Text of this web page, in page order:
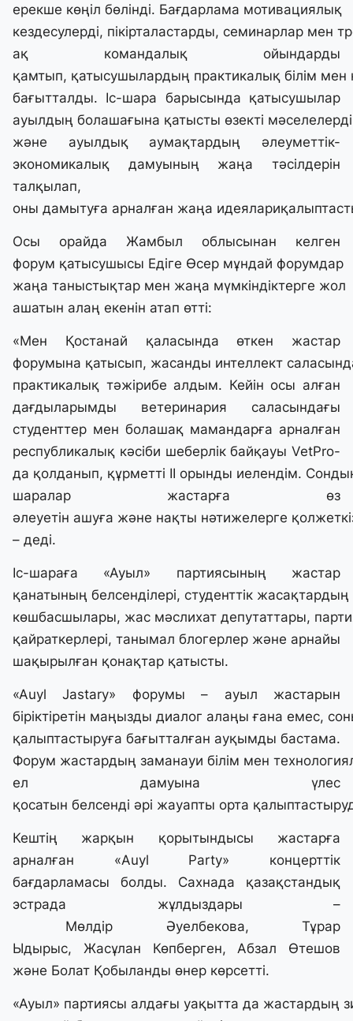
ерекше көңіл бөлінді. Бағдарлама мотивациялық
кездесулерді, пікірталастарды, семинарлар мен
ақ командалық ойындарды
қамтып, қатысушылардың практикалық білім
бағытталды. Іс-шара барысында қатысушылар
ауылдың болашағына қатысты өзекті мәселелерді
және ауылдық аумақтардың әлеуметтік-
экономикалық дамуының жаңа тәсілдерін
талқылап,
оны дамытуға арналған жаңа
Осы орайда Жамбыл облысынан келген
форум қатысушысы Едіге Өсер мұндай форумдар
жаңа таныстықтар мен жаңа мүмкіндіктерге жол
ашатын алаң екенін атап өтті:
«Мен Қостанай қаласында өткен жастар
форумына қатысып, жасанды интеллект
практикалық тәжірибе алдым. Кейін осы алған
дағдыларымды ветеринария саласындағы
студенттер мен болашақ мамандарға арналған
республикалық кәсіби шеберлік байқауы VetPro-
да қолданып, құрметті II орынды иелендім.
шаралар жастарға өз
әлеуетін ашуға және нақты нәтижелерге
– деді.
Іс-шараға «Ауыл» партиясының жастар
қанатының белсенділері, студенттік жасақтардың
көшбасшылары, жас мәслихат депутаттары,
қайраткерлері, танымал блогерлер және арнайы
шақырылған қонақтар қатысты.
«Auyl Jastary» форумы – ауыл жастарын
біріктіретін маңызды диалог алаңы ғана емес,
қалыптастыруға бағытталған ауқымды бастама.
Форум жастардың заманауи білім мен
ел дамуына үлес
қосатын белсенді әрі жауапты орта
Кештің жарқын қорытындысы жастарға
арналған «Auyl Party» концерттік
бағдарламасы болды. Сахнада қазақстандық
эстрада жұлдыздары –
Мөлдір Әуелбекова, Тұрар
Ыдырыс, Жасұлан Көпберген, Абзал Өтешов
және Болат Қобыланды өнер көрсетті.
«Ауыл» партиясы алдағы уақытта да жастардың